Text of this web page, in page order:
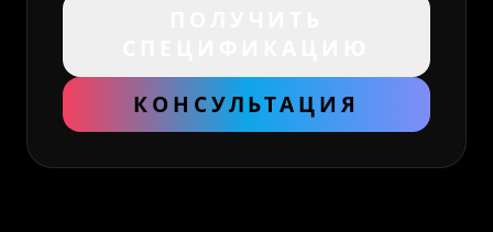
КОНСУЛЬТАЦИЯ